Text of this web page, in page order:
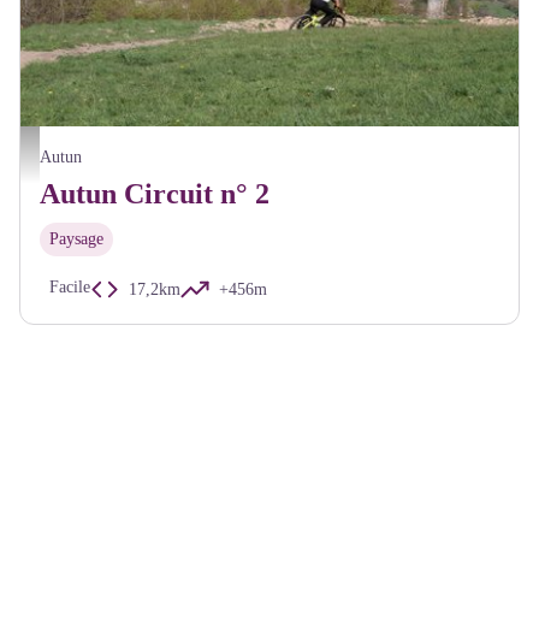
Paysage Autun - A Millot Pnr Morvan
Autun
Autun Circuit n° 2
Paysage
Facile 17,2km +456m